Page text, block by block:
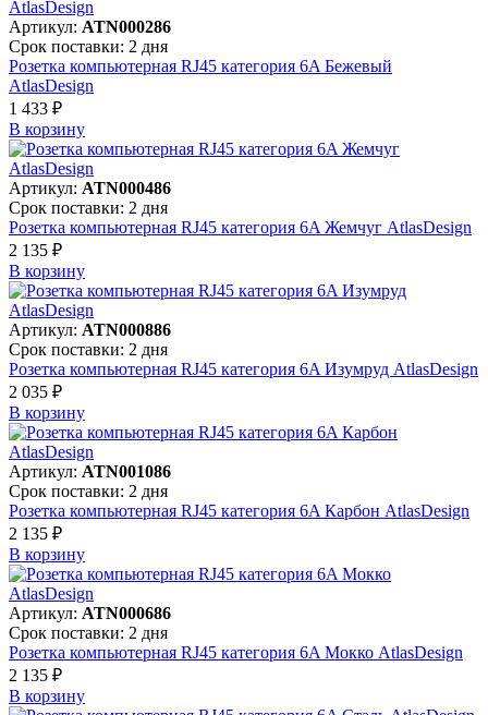
Артикул: ATN000286
Срок поставки: 2 дня
Розетка компьютерная RJ45 категория 6A Бежевый
AtlasDesign
1 433 ₽
В корзинy
Артикул: ATN000486
Срок поставки: 2 дня
Розетка компьютерная RJ45 категория 6A Жемчуг AtlasDesign
2 135 ₽
В корзинy
Артикул: ATN000886
Срок поставки: 2 дня
Розетка компьютерная RJ45 категория 6A Изумруд AtlasDesign
2 035 ₽
В корзинy
Артикул: ATN001086
Срок поставки: 2 дня
Розетка компьютерная RJ45 категория 6A Карбон AtlasDesign
2 135 ₽
В корзинy
Артикул: ATN000686
Срок поставки: 2 дня
Розетка компьютерная RJ45 категория 6A Мокко AtlasDesign
2 135 ₽
В корзинy